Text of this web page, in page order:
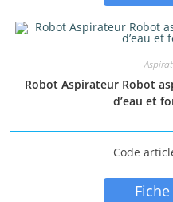
Robot Aspirateur Robot
d’eau et
Code